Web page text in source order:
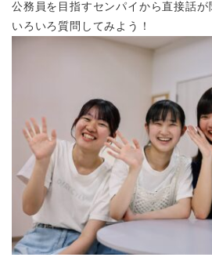
公務員を目指すセンパイから直接話が
いろいろ質問してみよう！